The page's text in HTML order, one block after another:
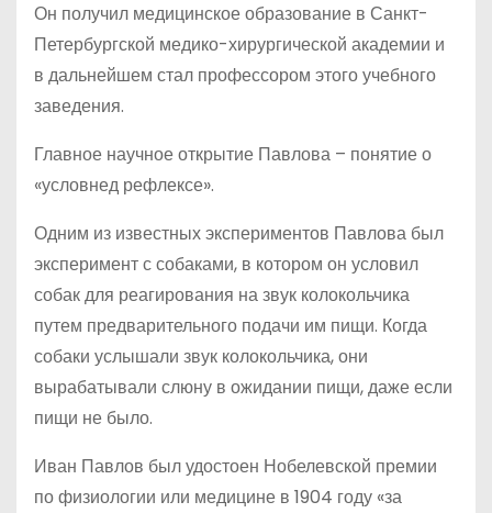
Он получил медицинское образование в Санкт-
Петербургской медико-хирургической академии и
в дальнейшем стал профессором этого учебного
заведения.
Главное научное открытие Павлова – понятие о
«условнед рефлексе».
Одним из известных экспериментов Павлова был
эксперимент с собаками, в котором он условил
собак для реагирования на звук колокольчика
путем предварительного подачи им пищи. Когда
собаки услышали звук колокольчика, они
вырабатывали слюну в ожидании пищи, даже если
пищи не было.
Иван Павлов был удостоен Нобелевской премии
по физиологии или медицине в 1904 году «за